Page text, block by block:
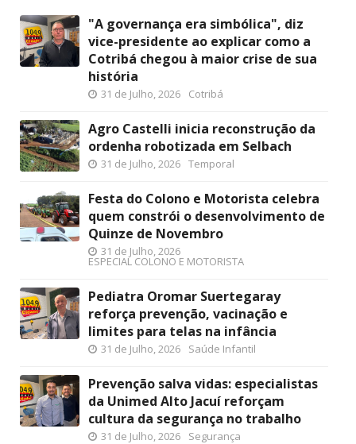
"A governança era simbólica", diz
vice-presidente ao explicar como a
Cotribá chegou à maior crise de sua
história
31 de Julho, 2026 Cotribá
Agro Castelli inicia reconstrução da
ordenha robotizada em Selbach
31 de Julho, 2026 Temporal
Festa do Colono e Motorista celebra
quem constrói o desenvolvimento de
Quinze de Novembro
31 de Julho, 2026
ESPECIAL COLONO E MOTORISTA
Pediatra Oromar Suertegaray
reforça prevenção, vacinação e
limites para telas na infância
31 de Julho, 2026 Saúde Infantil
Prevenção salva vidas: especialistas
da Unimed Alto Jacuí reforçam
cultura da segurança no trabalho
31 de Julho, 2026 Segurança